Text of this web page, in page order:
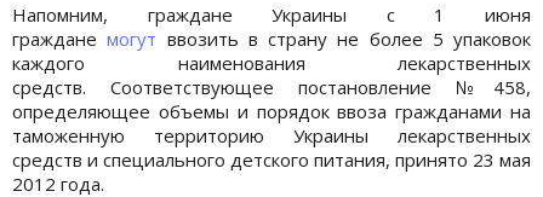
Напомним, граждане Украины с 1 июня
гражданемогут ввозить в страну не более 5 упаковок
каждого наименования лекарственных
средств. Соответствующее постановление №458,
определяющее объемы и порядок ввоза гражданами на
таможенную территорию Украины лекарственных
средств и специального детского питания, принято 23 мая
2012 года.